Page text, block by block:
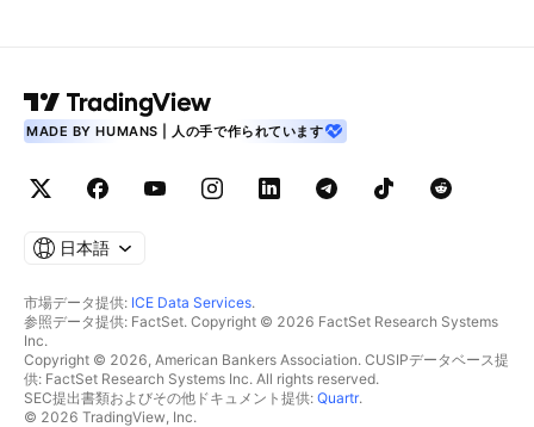
MADE BY HUMANS | 人の手で作られています
日本語
市場データ提供: ICE Data Services.
参照データ提供: FactSet. Copyright © 2026 FactSet Research Systems
Inc.
Copyright © 2026, American Bankers Association. CUSIPデータベース提
供: FactSet Research Systems Inc. All rights reserved.
SEC提出書類およびその他ドキュメント提供: Quartr.
© 2026 TradingView, Inc.